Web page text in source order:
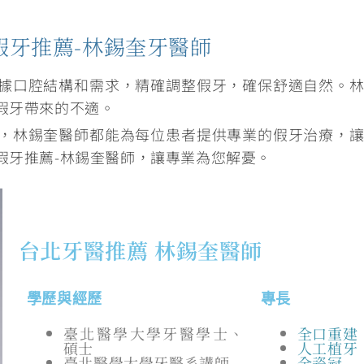
推薦-林錫奎牙醫師
口腔結構和需求，精確調整假牙，確保舒適自然 。
帶來的不適。
林錫奎醫師都能為每位患者提供專業的假牙治療，
牙推薦-林錫奎醫師，讓專業為您解憂。
台北牙醫推薦 林錫奎醫師
學歷與經歷
臺北醫學大學牙醫學士、
碩士
專長
全口重建
人工植牙